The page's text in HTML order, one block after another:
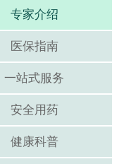
专家介绍
医保指南
一站式服务
安全用药
健康科普